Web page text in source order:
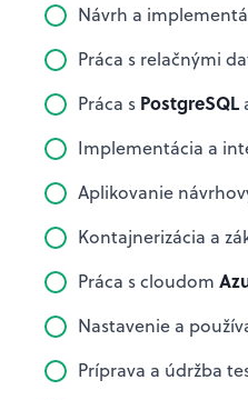
Návrh a
Práca s relačnými
Práca s PostgreSQL
Implementácia a
Aplikovanie
Kontajnerizácia a
Práca s cloudom
Nastavenie a
Príprava a údržba